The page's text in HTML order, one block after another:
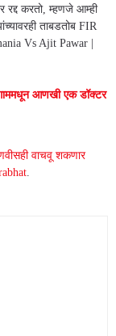
रद्द करतो, म्हणजे आम्ही
ताबडतोब FIR
Vs Ajit Pawar |
आणखी एक डॉक्टर
वाचवू शकणार